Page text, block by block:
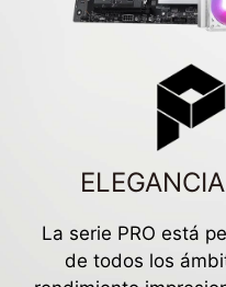
La serie PRO está
de todos los